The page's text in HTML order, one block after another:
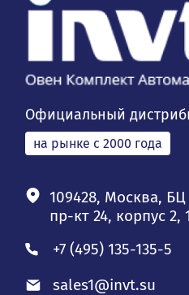
Официальный
на рынке с 2000 года
109428, Москва,
пр-кт 24, корпус 2,
+7 (495) 135-135-5
sales1@invt.su